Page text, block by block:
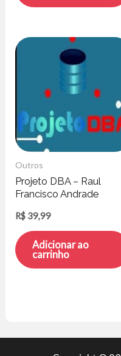
Outros
Projeto DBA – Raul
Francisco Andrade
R$ 39,99
Adicionar ao
carrinho